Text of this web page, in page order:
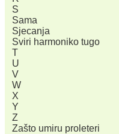
S
Sama
Sjecanja
Sviri harmoniko tugo
T
U
V
W
X
Y
Z
Zašto umiru proleteri